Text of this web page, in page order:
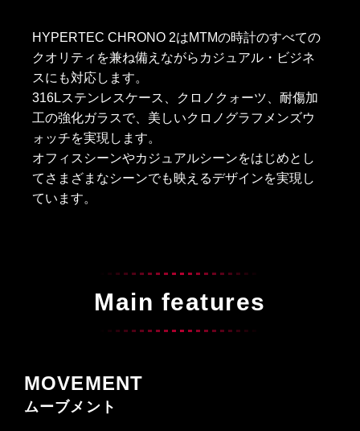
HYPERTEC CHRONO 2はMTMの時計のすべての
クオリティを兼ね備えながらカジュアル・ビジネ
スにも対応します。
316Lステンレスケース、クロノクォーツ、耐傷加
工の強化ガラスで、美しいクロノグラフメンズウ
ォッチを実現します。
オフィスシーンやカジュアルシーンをはじめとし
てさまざまなシーンでも映えるデザインを実現し
ています。
Main features
MOVEMENT
ムーブメント